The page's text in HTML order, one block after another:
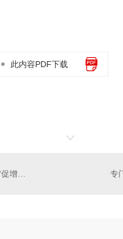
此内容PDF下载
关于开展2019年四季度“促增长”专项电力交易的通知